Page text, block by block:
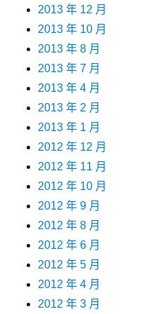
2013 年 12 月
2013 年 10 月
2013 年 8 月
2013 年 7 月
2013 年 4 月
2013 年 2 月
2013 年 1 月
2012 年 12 月
2012 年 11 月
2012 年 10 月
2012 年 9 月
2012 年 8 月
2012 年 6 月
2012 年 5 月
2012 年 4 月
2012 年 3 月